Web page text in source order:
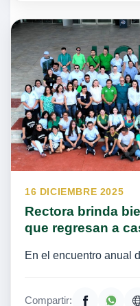
16 DICIEMBRE 2025
Rectora brinda
que regresan a
En el encuentro anual
Compartir: